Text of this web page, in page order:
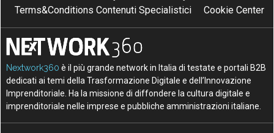
Terms&Conditions Contenuti Specialistici
Cookie Center
Nextwork360 è il più grande network in Italia di testate e portali B2B
dedicati ai temi della Trasformazione Digitale e dell’Innovazione
Imprenditoriale. Ha la missione di diffondere la cultura digitale e
imprenditoriale nelle imprese e pubbliche amministrazioni italiane.